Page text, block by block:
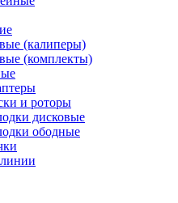
(калиперы)
(комплекты)
и роторы
дисковые
ободные